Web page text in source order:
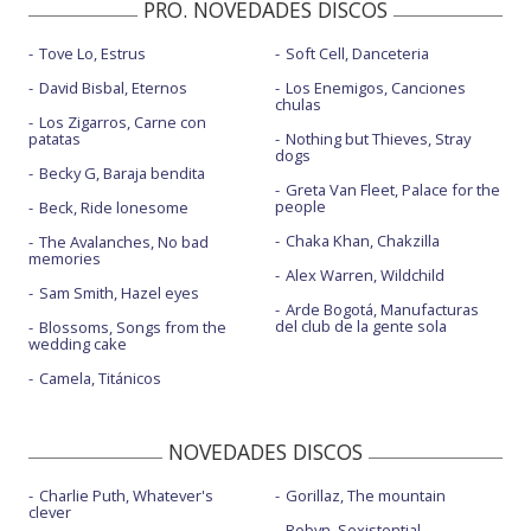
PRO. NOVEDADES DISCOS
Tove Lo, Estrus
David Bisbal, Eternos
Los Zigarros, Carne con
patatas
Becky G, Baraja bendita
Beck, Ride lonesome
The Avalanches, No bad
memories
Sam Smith, Hazel eyes
Blossoms, Songs from the
wedding cake
Camela, Titánicos
Soft Cell, Danceteria
Los Enemigos, Canciones
chulas
Nothing but Thieves, Stray
dogs
Greta Van Fleet, Palace for the
people
Chaka Khan, Chakzilla
Alex Warren, Wildchild
Arde Bogotá, Manufacturas
del club de la gente sola
NOVEDADES DISCOS
Charlie Puth, Whatever's
clever
Gorillaz, The mountain